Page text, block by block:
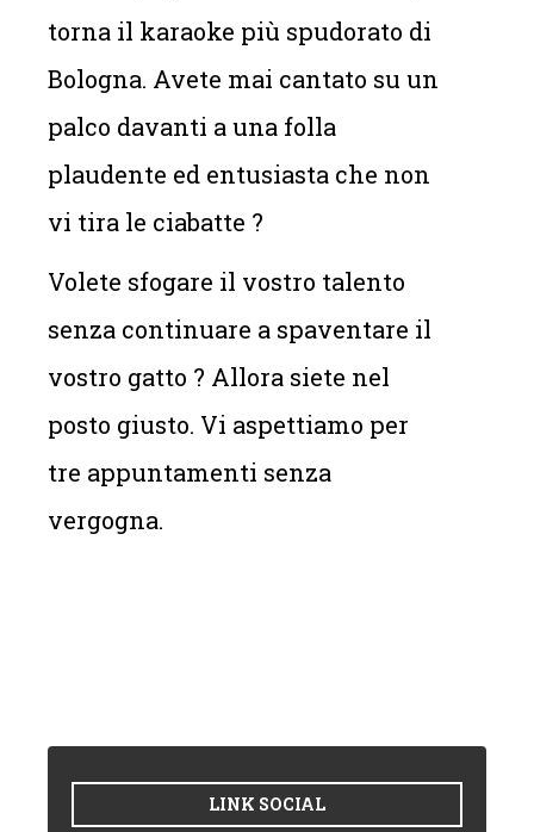
torna il karaoke più spudorato di
Bologna. Avete mai cantato su un
palco davanti a una folla
plaudente ed entusiasta che non
vi tira le ciabatte ?
Volete sfogare il vostro talento
senza continuare a spaventare il
vostro gatto ? Allora siete nel
posto giusto. Vi aspettiamo per
tre appuntamenti senza
vergogna.
LINK SOCIAL